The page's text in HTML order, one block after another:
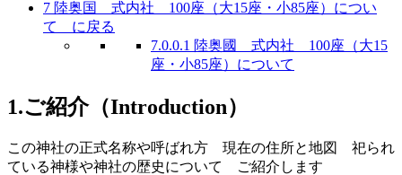
7 陸奥国 式内社 100座（大15座・小85座）につい
て に戻る
7.0.0.1 陸奥國 式内社 100座（大15
座・小85座）について
1.ご紹介（Introduction）
この神社の正式名称や呼ばれ方 現在の住所と地図 祀られ
ている神様や神社の歴史について ご紹介します